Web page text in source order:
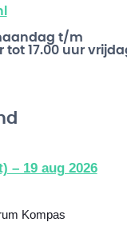
t/m
17.00 uur
– 19 aug 2026
Kompas